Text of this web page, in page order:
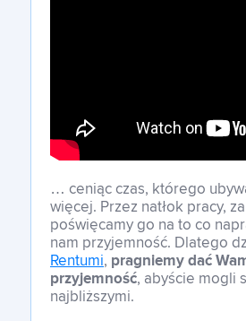
… ceniąc czas, którego
więcej. Przez natłok pracy, za
poświęcamy go na to co
nam przyjemność. Dlatego
Rentumi, pragniemy dać
przyjemność, abyście mogli
najbliższymi.